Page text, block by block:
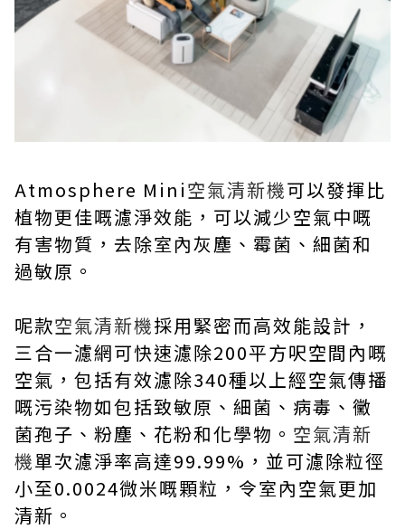
Atmosphere Mini空氣清新機可以發揮比
植物更佳嘅濾淨效能，可以減少空氣中嘅
有害物質，去除室內灰塵、霉菌、細菌和
過敏原。
呢款空氣清新機採用緊密而高效能設計，
三合一濾網可快速濾除200平方呎空間內嘅
空氣，包括有效濾除340種以上經空氣傳播
嘅污染物如包括致敏原、細菌、病毒、黴
菌孢子、粉塵、花粉和化學物。 空氣清新
機單次濾淨率高達99.99%，並可濾除粒徑
小至0.0024微米嘅顆粒，令室內空氣更加
清新。